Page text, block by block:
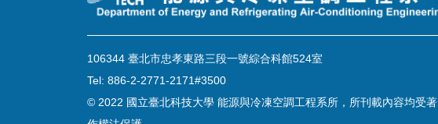
106344 臺北市忠孝東路三段一號綜合科館524室
Tel: 886-2-2771-2171#3500
© 2022 國立臺北科技大學 能源與冷凍空調工程系所，所刊載內容均受著